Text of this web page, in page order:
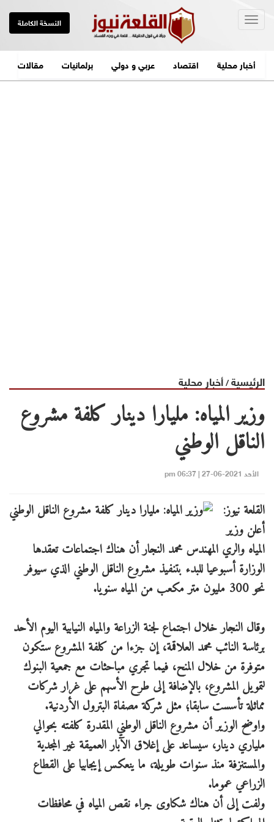
النسخة الكاملة
أخبار محلية اقتصاد عربي و دولي برلمانيات مقالات
الرئيسية/أخبار محلية
وزير المياه: مليارا دينار كلفة مشروع
الناقل الوطني
الأحد 2021-06-27 | 06:37 pm
القلعة نيوز:
أعلن وزير
المياه والري المهندس محمد النجار أن هناك اجتماعات تعقدها
الوزارة أسبوعيا للبدء بتنفيذ مشروع الناقل الوطني الذي سيوفر
نحو 300 مليون متر مكعب من المياه سنويا.
وقال النجار خلال اجتماع لجنة الزراعة والمياه النيابية اليوم الأحد
برئاسة النائب محمد العلاقمة، إن جزءا من كلفة المشروع ستكون
متوفرة من خلال المنح، فيما تجري مباحثات مع جمعية البنوك
لتمويل المشروع، بالإضافة إلى طرح الأسهم على غرار شركات
مماثلة تأسست سابقا؛ مثل شركة مصفاة البترول الأردنية.
واوضح الوزير أن مشروع الناقل الوطني المقدرة كلفته بحوالي
ملياري دينار، سيساعد على إغلاق الآبار العميقة غير المجدية
والمستنزفة منذ سنوات طويلة، ما ينعكس إيجابيا على القطاع
الزراعي عموما.
ولفت إلى أن هناك شكاوى جراء نقص المياه في محافظات